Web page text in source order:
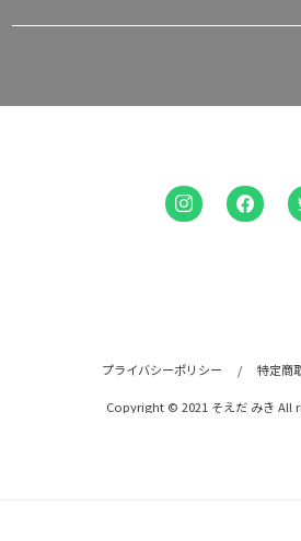
プライバシーポリシー / 特定商
Copyright © 2021 そえだ みき All